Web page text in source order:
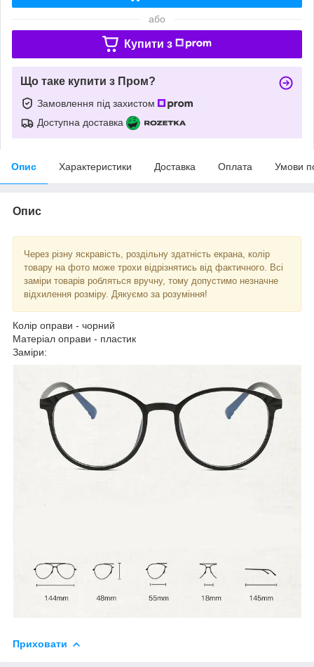
або
Купити з
Що таке купити з Пром?
Замовлення під захистом
Доступна доставка
Опис Характеристики Доставка Оплата Умови
Опис
Через різну яскравість, роздільну здатність екрана, колір
товару на фото може трохи відрізнятись від фактичного. Всі
заміри товарів робляться вручну, тому допустимо незначне
відхилення розміру. Дякуємо за розуміння!
Колір оправи - чорний
Матеріал оправи - пластик
Заміри:
Приховати